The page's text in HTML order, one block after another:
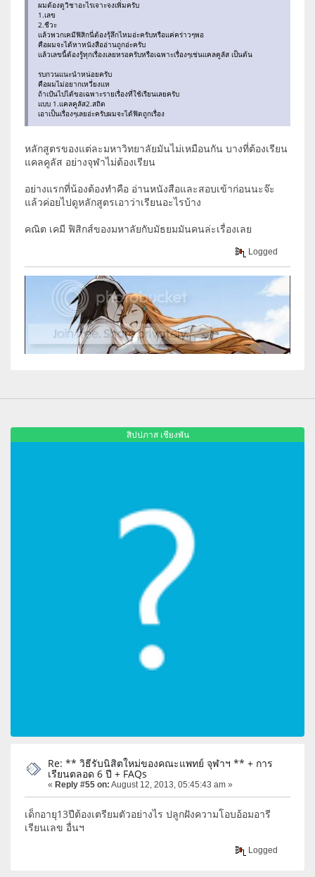
ผมต้องดูวิชาอะไรเจาะจงเพิ่มครับ
1.เลข
2.ชีวะ
เเล้วพวกเคมีฟิสิกนี่ต้องรุ้ลึกไหมอ่ะครับหรือเเค่คร่าวๆพอ
คือผมจะได้หาหนังสืออ่านถูกอ่ะครับ
เเล้วเลขนี้ต้องรู้ทุกเรื่องเลยหรอครับหรือเฉพาะเรื่องๆเช่นเเคลคูลัส เป็นต้น
รบกวนเเนะนำหน่อยครับ
คือผมไม่อยากเหวี่ยงเเห
ถ้าเป้นไปได้ขอเฉพาะรายเรื่องที่ใช้เรียนเลยครับ
แบบ 1.เเคลคูลัส2.สถิต
เอาเป็นเรื่องๆเลยอ่ะครับผมจะได้ฟิตถูกเรื่อง
หลักสูตรของแต่ละมหาวิทยาลัยมันไม่เหมือนกัน บางที่ต้องเรียน
แคลคูลัส อย่างจุฬาไม่ต้องเรียน
อย่างแรกที่น้องต้องทำคือ อ่านหนังสือและสอบเข้าก่อนนะจ๊ะ
แล้วค่อยไปดูหลักสูตรเอาว่าเรียนอะไรบ้าง
คณิต เคมี ฟิสิกส์ของมหาลัยกับมัธยมมันคนล่ะเรื่องเลย
Logged
สิปปภาส เชียงพัน
Re: ** วิธีรับนิสิตใหม่ของคณะแพทย์ จุฬาฯ ** + การ
เรียนตลอด 6 ปี + FAQs
« Reply #55 on: August 12, 2013, 05:45:43 am »
เด็กอายุ13ปีต้องเตรียมตัวอย่างไร ปลูกฝังความโอบอ้อมอารี
เรียนเลข อื่นฯ
Logged